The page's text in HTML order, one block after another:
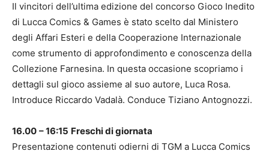
Il vincitori dell’ultima edizione del concorso Gioco Inedito
di Lucca Comics & Games è stato scelto dal Ministero
degli Affari Esteri e della Cooperazione Internazionale
come strumento di approfondimento e conoscenza della
Collezione Farnesina. In questa occasione scopriamo i
dettagli sul gioco assieme al suo autore, Luca Rosa.
Introduce Riccardo Vadalà. Conduce Tiziano Antognozzi.
16.00 – 16:15 Freschi di giornata
Presentazione contenuti odierni di TGM a Lucca Comics